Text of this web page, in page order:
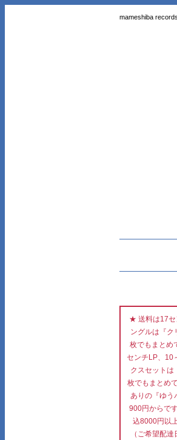
mameshiba
★ 送料は17セ
ングルは『ク
枚でもまと
センチLP、10
クスセットは
枚でもまとめ
ありの『ゆう
900円からで
込8000円以
（ご希望配